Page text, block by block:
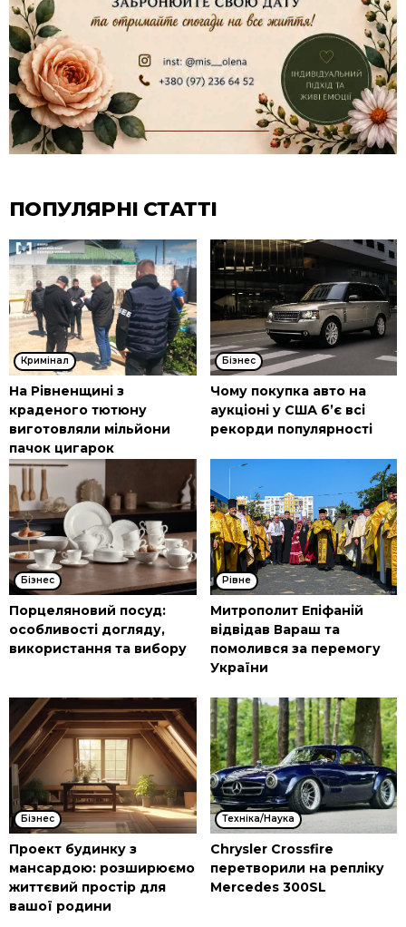
ПОПУЛЯРНІ СТАТТІ
Кримінал
На Рівненщині з
краденого тютюну
виготовляли мільйони
пачок цигарок
Бізнес
Чому покупка авто на
аукціоні у США б’є всі
рекорди популярності
Бізнес
Порцеляновий посуд:
особливості догляду,
використання та вибору
Рівне
Митрополит Епіфаній
відвідав Вараш та
помолився за перемогу
України
Бізнес
Проект будинку з
мансардою: розширюємо
життєвий простір для
вашої родини
Техніка/Наука
Chrysler Crossfire
перетворили на репліку
Mercedes 300SL